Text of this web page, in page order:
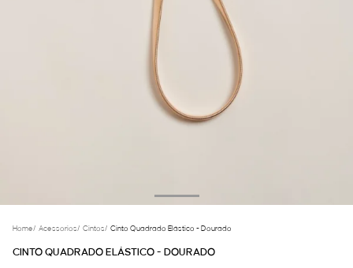
Home/ Acessorios/ Cintos/ Cinto Quadrado Elástico - Dourado
CINTO QUADRADO ELÁSTICO - DOURADO